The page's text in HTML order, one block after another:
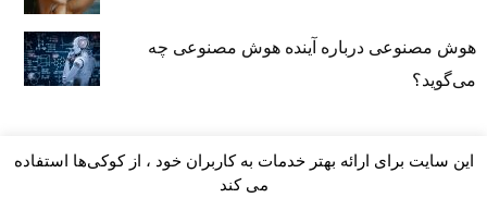
هوش مصنوعی درباره آینده هوش مصنوعی چه
می‌گوید؟
این سایت برای ارائه بهتر خدمات به کاربران خود ، از کوکی‌ها استفاده
می کند